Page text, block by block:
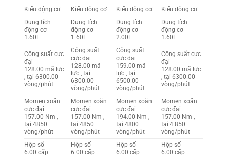
Kiểu động cơ
Kiểu động cơ Kiểu động cơ
Kiểu động cơ
Dung tích
động cơ
1.60L
Dung tích
động cơ
1.60L
Dung tích
động cơ
2.00L
Dung tích
động cơ
1.60L
Công suất cực
đại
128.00 mã lực
, tại 6300.00
vòng/phút
Công suất
cực đại
128.00 mã
lực , tại
6300.00
vòng/phút
Công suất
cực đại
159.00 mã
lực , tại
6500.00
vòng/phút
Công suất cực
đại
128.00 mã lực
, tại 6300.00
vòng/phút
Momen xoắn
cực đại
157.00 Nm ,
tại 4850
vòng/phút
Momen xoắn
cực đại
157.00 Nm ,
tại 4850
vòng/phút
Momen xoắn
cực đại
194.00 Nm ,
tại 4800
vòng/phút
Momen xoắn
cực đại
157.00 Nm ,
tại 4.850
vòng/phút
Hộp số
6.00 cấp
Hộp số
6.00 cấp
Hộp số
6.00 cấp
Hộp số
6.00 cấp